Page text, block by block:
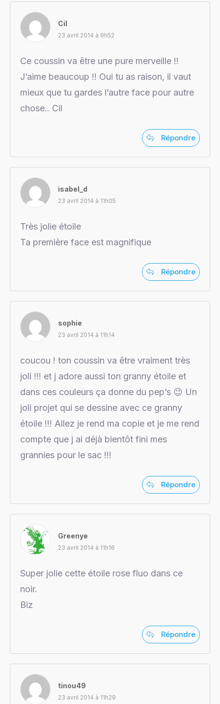
Cil
23 avril 2014 à 9h52
Ce coussin va être une pure merveille !!
J’aime beaucoup !! Oui tu as raison, il vaut
mieux que tu gardes l’autre face pour autre
chose.. Cil
Répondre
isabel_d
23 avril 2014 à 11h05
Très jolie étoile
Ta première face est magnifique
Répondre
sophie
23 avril 2014 à 11h14
coucou ! ton coussin va être vraiment très
joli !!! et j adore aussi ton granny étoile et
dans ces couleurs ça donne du pep’s 😉 Un
joli projet qui se dessine avec ce granny
étoile !!! Allez je rend ma copie et je me rend
compte que j ai déjà bientôt fini mes
grannies pour le sac !!!
Répondre
Greenye
23 avril 2014 à 11h16
Super jolie cette étoile rose fluo dans ce
noir.
Biz
Répondre
tinou49
23 avril 2014 à 11h29